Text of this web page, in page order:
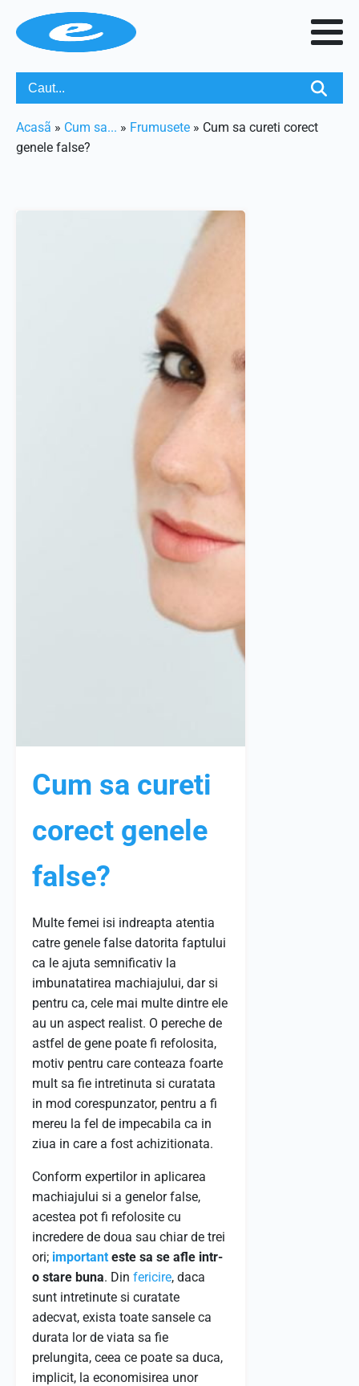
Acasã » Cum sa... » Frumusete » Cum sa cureti corect
genele false?
Cum sa cureti
corect genele
false?
Multe femei isi indreapta atentia
catre genele false datorita faptului
ca le ajuta semnificativ la
imbunatatirea machiajului, dar si
pentru ca, cele mai multe dintre ele
au un aspect realist. O pereche de
astfel de gene poate fi refolosita,
motiv pentru care conteaza foarte
mult sa fie intretinuta si curatata
in mod corespunzator, pentru a fi
mereu la fel de impecabila ca in
ziua in care a fost achizitionata.
Conform expertilor in aplicarea
machiajului si a genelor false,
acestea pot fi refolosite cu
incredere de doua sau chiar de trei
ori; important este sa se afle intr-
o stare buna. Din fericire, daca
sunt intretinute si curatate
adecvat, exista toate sansele ca
durata lor de viata sa fie
prelungita, ceea ce poate sa duca,
implicit, la economisirea unor